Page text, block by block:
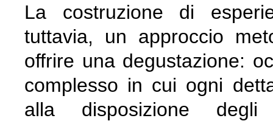
La costruzione di
tuttavia, un approccio
offrire una degustazione:
complesso in cui ogni
alla disposizione